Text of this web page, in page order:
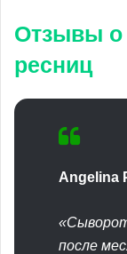
Отзывы о
ресниц
Angelina
после